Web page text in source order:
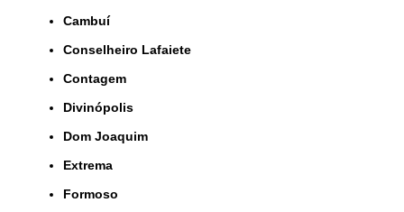
Cambuí
Conselheiro Lafaiete
Contagem
Divinópolis
Dom Joaquim
Extrema
Formoso